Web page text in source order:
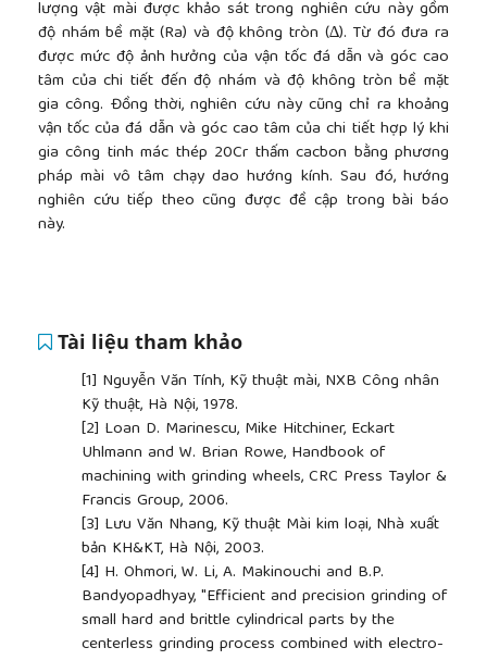
lượng vật mài được khảo sát trong nghiên cứu này gồm
độ nhám bề mặt (Ra) và độ không tròn (∆). Từ đó đưa ra
được mức độ ảnh hưởng của vận tốc đá dẫn và góc cao
tâm của chi tiết đến độ nhám và độ không tròn bề mặt
gia công. Đồng thời, nghiên cứu này cũng chỉ ra khoảng
vận tốc của đá dẫn và góc cao tâm của chi tiết hợp lý khi
gia công tinh mác thép 20Cr thấm cacbon bằng phương
pháp mài vô tâm chạy dao hướng kính. Sau đó, hướng
nghiên cứu tiếp theo cũng được đề cập trong bài báo
này.
Tài liệu tham khảo
[1] Nguyễn Văn Tính, Kỹ thuật mài, NXB Công nhân
Kỹ thuật, Hà Nội, 1978.
[2] Loan D. Marinescu, Mike Hitchiner, Eckart
Uhlmann and W. Brian Rowe, Handbook of
machining with grinding wheels, CRC Press Taylor &
Francis Group, 2006.
[3] Lưu Văn Nhang, Kỹ thuật Mài kim loại, Nhà xuất
bản KH&KT, Hà Nội, 2003.
[4] H. Ohmori, W. Li, A. Makinouchi and B.P.
Bandyopadhyay, "Efficient and precision grinding of
small hard and brittle cylindrical parts by the
centerless grinding process combined with electro-